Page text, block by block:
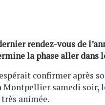
rendez-vous de
la phase aller dans
confirmer après
Montpellier samedi soir,
animée.